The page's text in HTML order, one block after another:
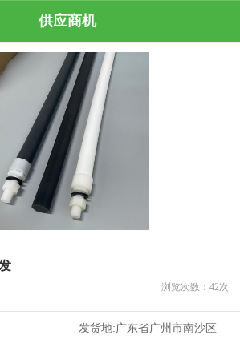
供应商机
浏览次数： 42次
发货地:广东省广州市南沙区